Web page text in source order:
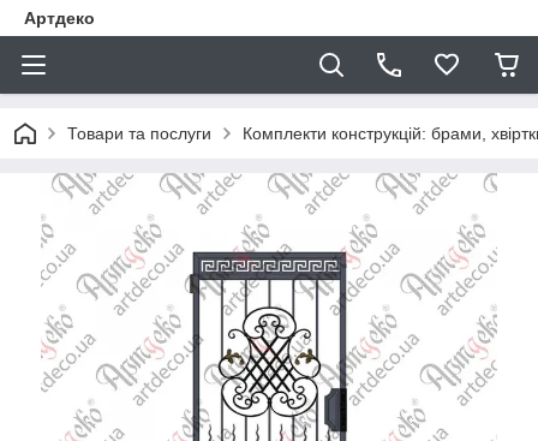
Артдеко
Товари та послуги Комплекти конструкцій: брами,